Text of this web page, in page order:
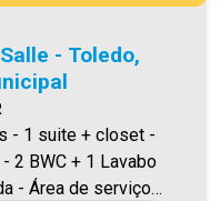
- Toledo,
2 BWC + 1 Lavabo
- Área de serviço -